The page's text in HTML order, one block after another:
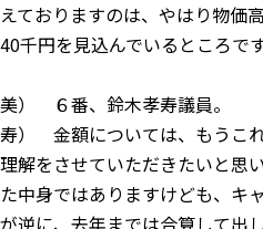
ておりますのは、やはり物価
40千円を見込んでいるところです
） ６番、鈴木孝寿議員。
） 金額については、もうこれ
解をさせていただきたいと思い
中身ではありますけども、キ
逆に、去年までは合算して